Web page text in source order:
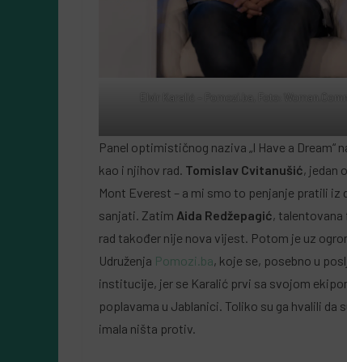
Elvir Karalić – Pomozi.ba, Foto: Woman.Comm
Panel optimističnog naziva „I Have a
kao i njihov rad. Tomislav Cvitanušić, jedan
Mont Everest – a mi smo to penjanje pratili iz
sanjati. Zatim Aida Redžepagić, talentovana
rad također nije nova vijest. Potom je uz
Udruženja Pomozi.ba, koje se, posebno u
institucije, jer se Karalić prvi sa svojom
poplavama u Jablanici. Toliko su ga hvalili da
imala ništa protiv.